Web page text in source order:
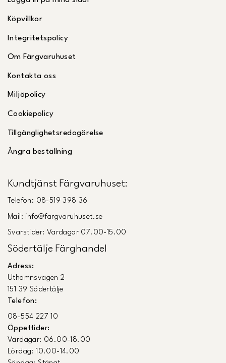
Köpvillkor
Integritetspolicy
Om Färgvaruhuset
Kontakta oss
Miljöpolicy
Cookiepolicy
Tillgänglighetsredogörelse
Ångra beställning
Kundtjänst Färgvaruhuset:
Telefon: 08-519 398 36
Mail: info@fargvaruhuset.se
Svarstider: Vardagar 07.00-15.00
Södertälje Färghandel
Adress:
Uthamnsvägen 2
151 39 Södertälje
Telefon:
08-554 227 10
Öppettider:
Vardagar: 06.00-18.00
Lördag: 10.00-14.00